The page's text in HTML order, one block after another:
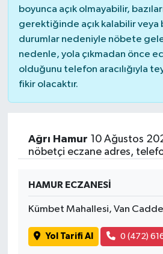
boyunca açık olmayabilir,
gerektiğinde açık kalabilir veya
durumlar nedeniyle nöbete
nedenle, yola çıkmadan önce
olduğunu telefon aracılığıyla
fikir olacaktır.
Ağrı Hamur 10 Ağustos
nöbetçi eczane adres,
HAMUR ECZANESİ
Kümbet Mahallesi, Van
Yol Tarifi Al 0 (472)